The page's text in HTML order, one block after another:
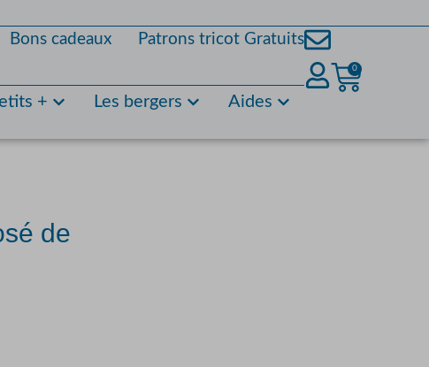
Bons cadeaux Patrons tricot Gratuits
+ Les bergers Aides
0
de